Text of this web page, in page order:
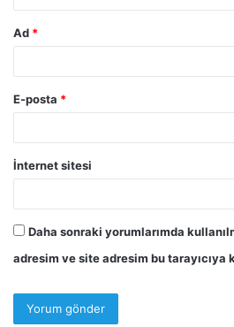
Ad *
E-posta *
İnternet sitesi
Daha sonraki yorumlarımda
adresim ve site adresim bu tarayıcıya